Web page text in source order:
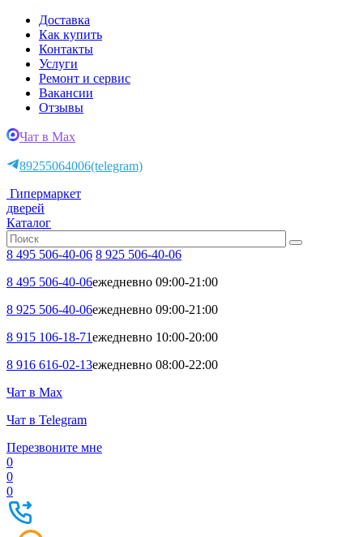
Доставка
Как купить
Контакты
Услуги
Ремонт и сервис
Вакансии
Отзывы
Чат в Max
89255064006(telegram)
Гипермаркет
дверей
Каталог
8 495 506-40-06 8 925 506-40-06
8 495 506-40-06ежедневно 09:00-21:00
8 925 506-40-06ежедневно 09:00-21:00
8 915 106-18-71ежедневно 10:00-20:00
8 916 616-02-13ежедневно 08:00-22:00
Чат в Max
Чат в Telegram
Перезвоните мне
0
0
0